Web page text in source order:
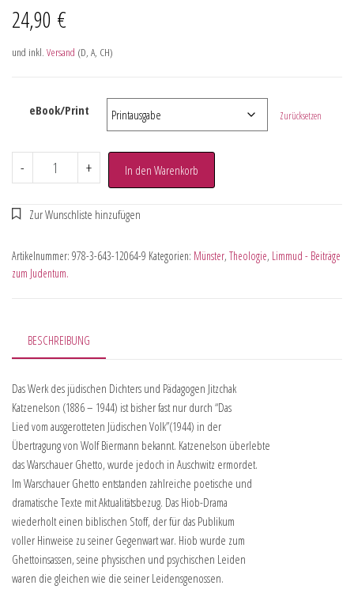
24,90 €
und inkl. Versand (D, A, CH)
eBook/Print Zurücksetzen
- + In den Warenkorb
Artikelnummer: 978-3-643-12064-9 Kategorien: Münster, Theologie, Limmud - Beiträge
zum Judentum.
BESCHREIBUNG
Das Werk des jüdischen Dichters und Pädagogen Jitzchak
Katzenelson (1886 – 1944) ist bisher fast nur durch “Das
Lied vom ausgerotteten Jüdischen Volk”(1944) in der
Übertragung von Wolf Biermann bekannt. Katzenelson überlebte
das Warschauer Ghetto, wurde jedoch in Auschwitz ermordet.
Im Warschauer Ghetto entstanden zahlreiche poetische und
dramatische Texte mit Aktualitätsbezug. Das Hiob-Drama
wiederholt einen biblischen Stoff, der für das Publikum
voller Hinweise zu seiner Gegenwart war. Hiob wurde zum
Ghettoinsassen, seine physischen und psychischen Leiden
waren die gleichen wie die seiner Leidensgenossen.